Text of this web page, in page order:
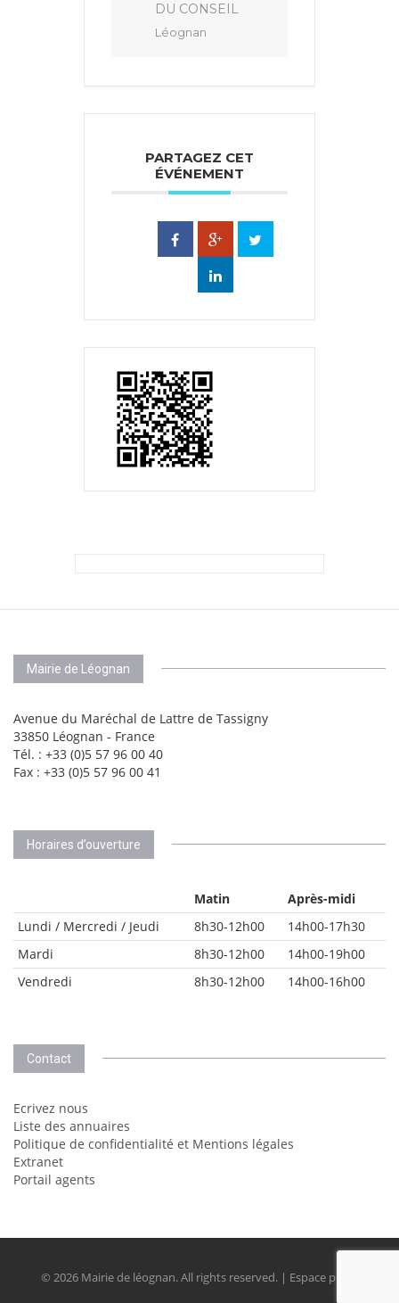
DU CONSEIL
Léognan
PARTAGEZ CET
ÉVÉNEMENT
Mairie de Léognan
Avenue du Maréchal de Lattre de Tassigny
33850 Léognan - France
Tél. : +33 (0)5 57 96 00 40
Fax : +33 (0)5 57 96 00 41
Horaires d’ouverture
Matin
Après-midi
Lundi / Mercredi / Jeudi
8h30-12h00
14h00-17h30
Mardi
8h30-12h00
14h00-19h00
Vendredi
8h30-12h00 14h00-16h00
Contact
Ecrivez nous
Liste des annuaires
Politique de confidentialité et Mentions légales
Extranet
Portail agents
© 2026 Mairie de léognan. All rights reserved. | Espace perso